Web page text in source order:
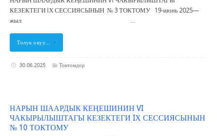
КЕЗЕКТЕГИ IХ СЕССИЯСЫНЫН № 3 ТОКТОМУ 19-июнь 2025—
жыл …
Толук окуу…
30.06.2025 Токтомдор
НАРЫН ШААРДЫК КЕҢЕШИНИН VI
ЧАКЫРЫЛЫШТАГЫ КЕЗЕКТЕГИ IХ СЕССИЯСЫНЫН
№ 10 ТОКТОМУ